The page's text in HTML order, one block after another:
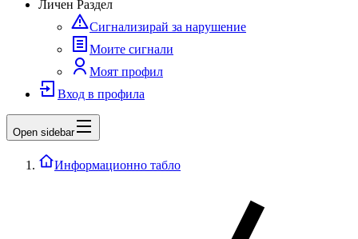
Личен Раздел
Сигнализирай за нарушение
Моите сигнали
Моят профил
Вход в профила
Open sidebar
Информационно табло